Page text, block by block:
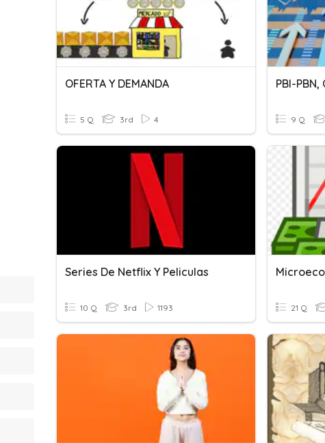
OFERTA Y DEMANDA
5 Q 3rd 4 9 Q
Series De Netflix Y Peliculas
10 Q 3rd 1193 21 Q